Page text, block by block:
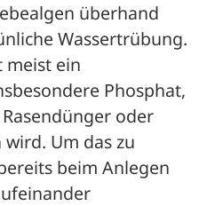
überhand
Wassertrübung.
ein
Phosphat,
oder
Um das zu
beim Anlegen